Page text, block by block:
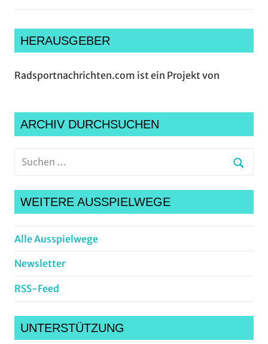
HERAUSGEBER
Radsportnachrichten.com ist ein Projekt von
ARCHIV DURCHSUCHEN
Suchen
WEITERE AUSSPIELWEGE
Alle Ausspielwege
Newsletter
RSS-Feed
UNTERSTÜTZUNG